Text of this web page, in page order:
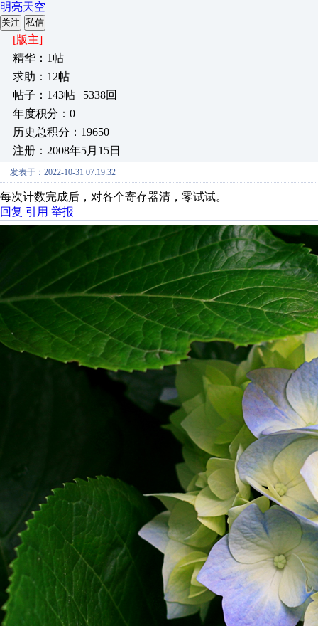
明亮天空
关注 私信
[版主]
精华：1帖
求助：12帖
帖子：143帖 | 5338回
年度积分：0
历史总积分：19650
注册：2008年5月15日
发表于：2022-10-31 07:19:32
每次计数完成后，对各个寄存器清，零试试。
回复 引用 举报